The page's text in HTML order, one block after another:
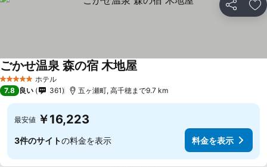
シェア お
5 ホテルのランク
ホテル
ごかせ温泉 森の宿 木地屋
7.8 良い 361 五ヶ瀬町, 高千穂まで9.7 km
最安値 ￥16,223
3件のサイトの料金を表示 料金を表示